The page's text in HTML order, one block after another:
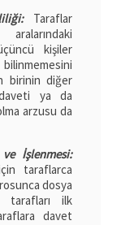
Taraflar
kişiler
birinin diğer
ya da
arzusu da
İşlenmesi:
taraflarca
dosya
tarafları ilk
davet